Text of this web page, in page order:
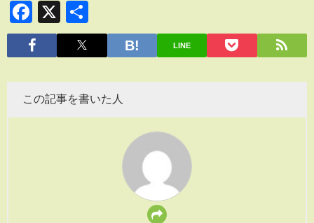
Facebook
X
有
LINE
この記事を書いた人